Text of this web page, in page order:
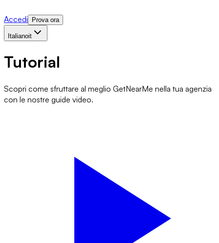
Accedi Prova ora
Italianoit
Tutorial
Scopri come sfruttare al meglio GetNearMe nella tua agenzia
con le nostre guide video.